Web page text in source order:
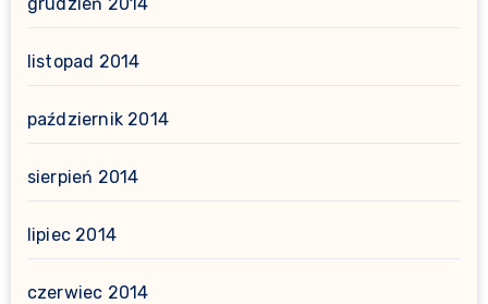
listopad 2014
październik 2014
sierpień 2014
lipiec 2014
czerwiec 2014